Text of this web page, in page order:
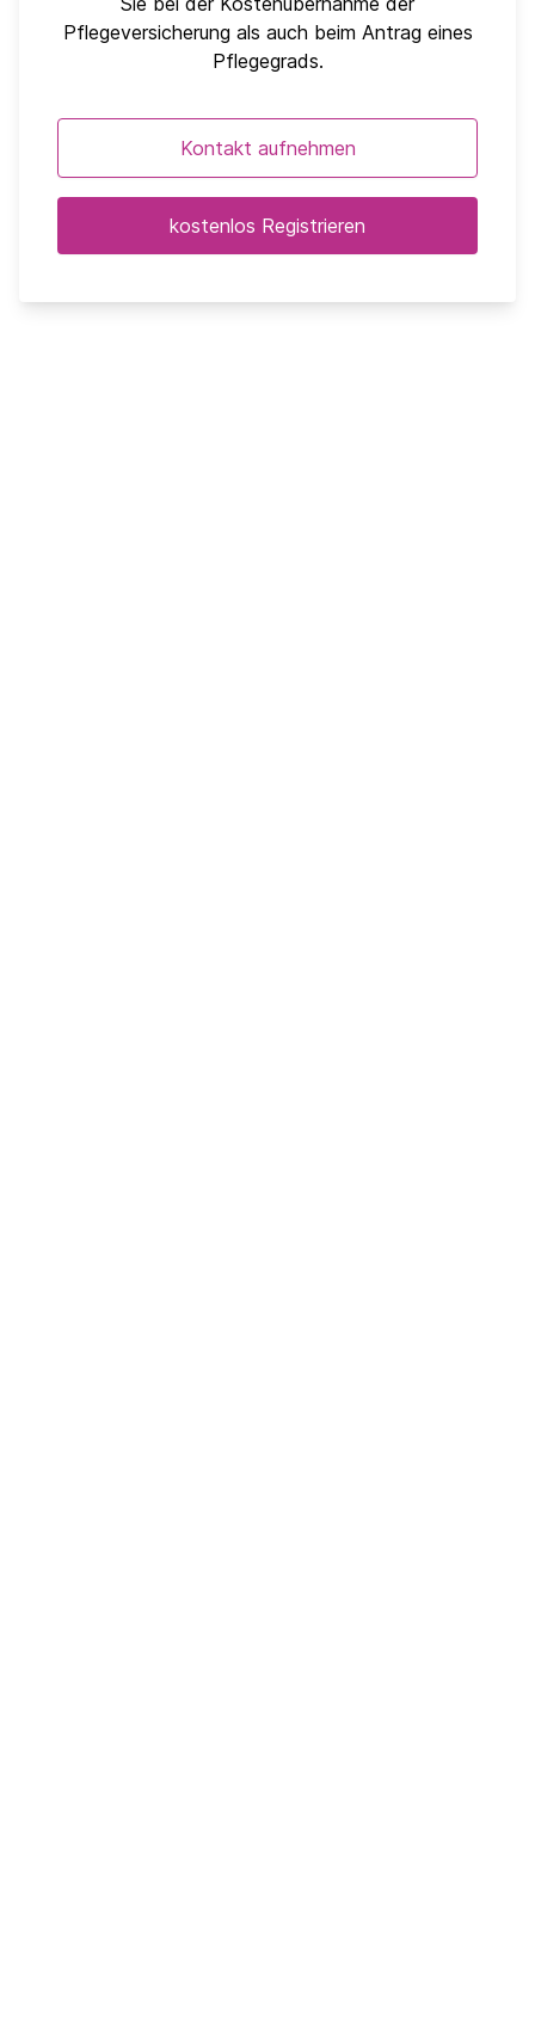
Pflegeversicherung als auch beim Antrag eines
Pflegegrads.
Kontakt aufnehmen
kostenlos Registrieren